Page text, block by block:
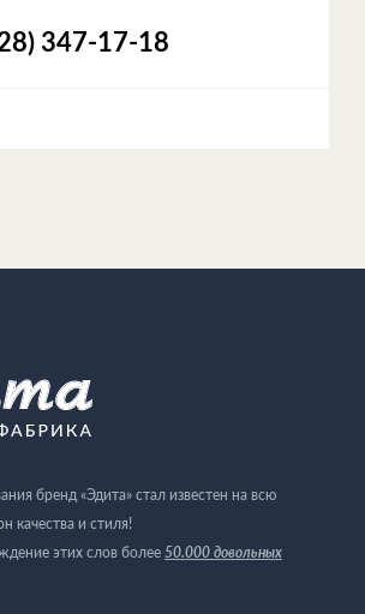
347-17-18
бренд «Эдита» стал известен на всю
качества и стиля!
этих слов более 50.000 довольных